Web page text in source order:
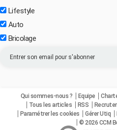
Lifestyle
Auto
Bricolage
Qui sommes-nous ? Equipe
Tous les articles
RSS
Paramétrer les cookies
Gérer Utiq
© 2026 CCM